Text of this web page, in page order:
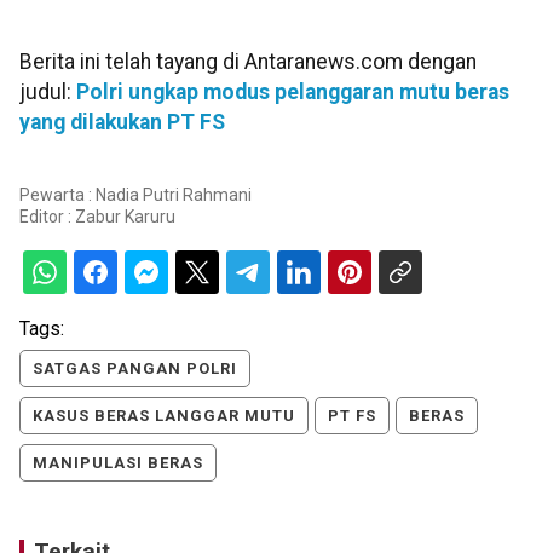
Berita ini telah tayang di Antaranews.com dengan
judul: Polri ungkap modus pelanggaran mutu beras
yang dilakukan PT FS
Pewarta : Nadia Putri Rahmani
Editor : Zabur Karuru
Tags:
SATGAS PANGAN POLRI
KASUS BERAS LANGGAR MUTU PT FS BERAS
MANIPULASI BERAS